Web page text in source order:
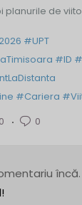
planurile de
#UPT
#ID
#Cariera
0 0
încă.